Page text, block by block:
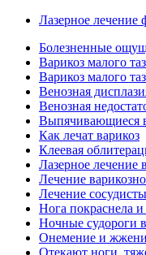
Лазерное лечение
Болезненные
Варикоз малого
Варикоз малого
Венозная
Венозная
Выпячивающиеся
Как лечат варикоз
Клеевая
Лазерное
Лечение
Лечение
Нога покраснела и
Ночные судороги
Онемение и
Отекают ноги,